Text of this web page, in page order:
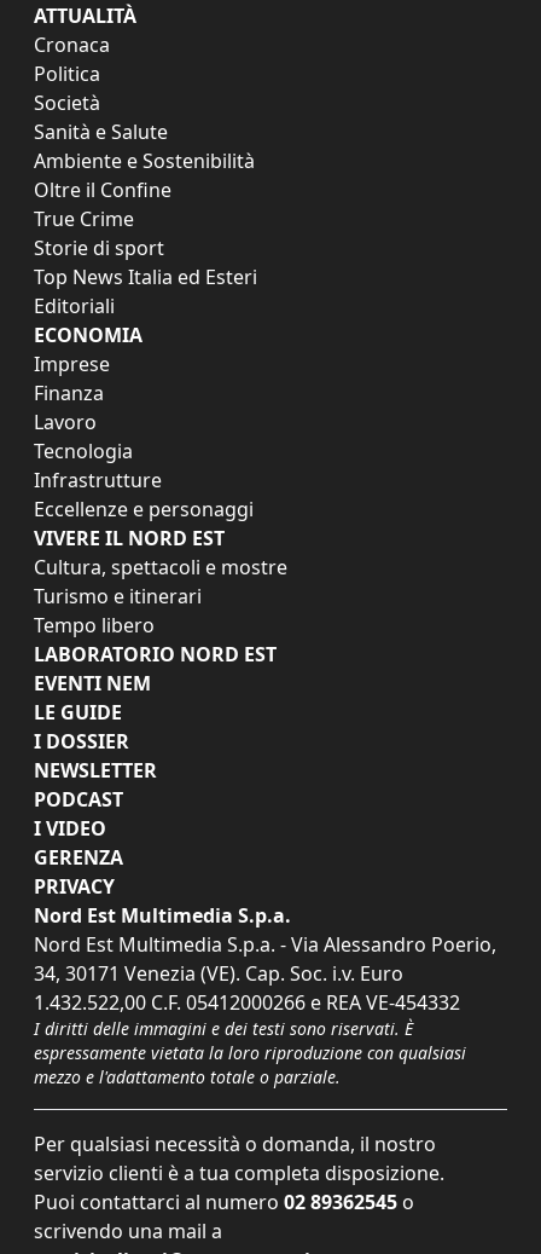
ATTUALITÀ
Cronaca
Politica
Società
Sanità e Salute
Ambiente e Sostenibilità
Oltre il Confine
True Crime
Storie di sport
Top News Italia ed Esteri
Editoriali
ECONOMIA
Imprese
Finanza
Lavoro
Tecnologia
Infrastrutture
Eccellenze e personaggi
VIVERE IL NORD EST
Cultura, spettacoli e mostre
Turismo e itinerari
Tempo libero
LABORATORIO NORD EST
EVENTI NEM
LE GUIDE
I DOSSIER
NEWSLETTER
PODCAST
I VIDEO
GERENZA
PRIVACY
Nord Est Multimedia S.p.a.
Nord Est Multimedia S.p.a. - Via Alessandro Poerio,
34, 30171 Venezia (VE). Cap. Soc. i.v. Euro
1.432.522,00 C.F. 05412000266 e REA VE-454332
I diritti delle immagini e dei testi sono riservati. È
espressamente vietata la loro riproduzione con qualsiasi
mezzo e l'adattamento totale o parziale.
Per qualsiasi necessità o domanda, il nostro
servizio clienti è a tua completa disposizione.
Puoi contattarci al numero 02 89362545 o
scrivendo una mail a